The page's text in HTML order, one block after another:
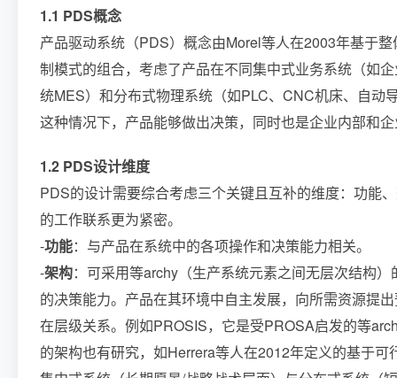
1.1 PDS概念
产品驱动系统（PDS）概念由Morel等人在2003年基于
制模式的组合，考虑了产品在不同集中式业务系统（如
统MES）和分布式物理系统（如PLC、CNC机床、自动
这种情况下，产品能够做出决策，同时也是企业内部和
1.2 PDS设计维度
PDS的设计需要综合考虑三个关键且互补的维度：功能
的工作联系更为紧密。
-功能：与产品在系统中的各项操作和决策能力相关。
-架构：可采用等archy（生产系统元素之间无层次结构
的决策能力。产品在其环境中自主发展，向所需资源提
在层级关系。例如PROSIS，它是受PROSA启发的等
的架构也有研究，如Herrera等人在2012年定义的基于